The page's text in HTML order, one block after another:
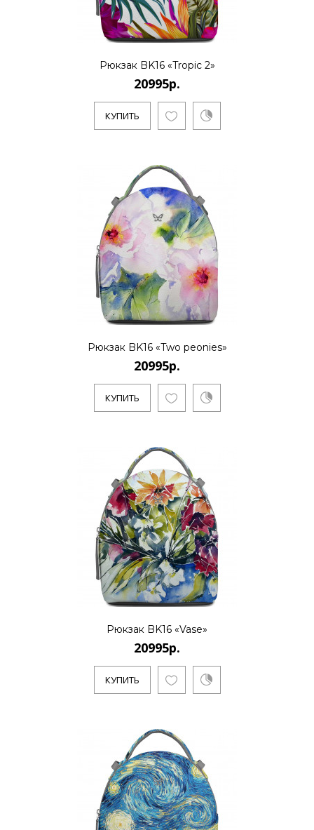
20995р.
20995р.
..
КУПИТЬ
20995р.
20995р.
..
КУПИТЬ
20995р.
..
КУПИТЬ
20995р.
Рюкзак BK16 «Tropic 2»
20995р.
КУПИТЬ
Рюкзак BK16 «Two peonies»
20995р.
КУПИТЬ
Рюкзак BK16 «Vase»
20995р.
КУПИТЬ